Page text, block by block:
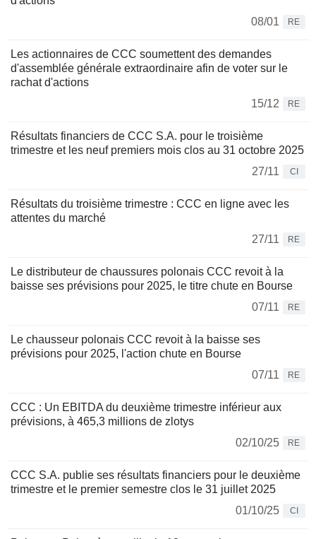
08/01
RE
Les actionnaires de CCC soumettent des demandes
d'assemblée générale extraordinaire afin de voter sur le
rachat d'actions
15/12
RE
Résultats financiers de CCC S.A. pour le troisième
trimestre et les neuf premiers mois clos au 31 octobre 2025
27/11
CI
Résultats du troisième trimestre : CCC en ligne avec les
attentes du marché
27/11
RE
Le distributeur de chaussures polonais CCC revoit à la
baisse ses prévisions pour 2025, le titre chute en Bourse
07/11
RE
Le chausseur polonais CCC revoit à la baisse ses
prévisions pour 2025, l'action chute en Bourse
07/11
RE
CCC : Un EBITDA du deuxième trimestre inférieur aux
prévisions, à 465,3 millions de zlotys
02/10/25
RE
CCC S.A. publie ses résultats financiers pour le deuxième
trimestre et le premier semestre clos le 31 juillet 2025
01/10/25
CI